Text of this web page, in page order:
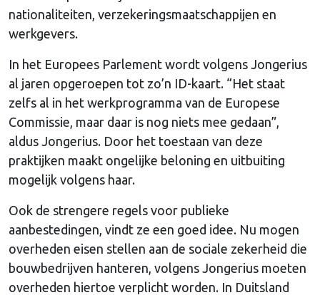
nationaliteiten, verzekeringsmaatschappijen en
werkgevers.
In het Europees Parlement wordt volgens Jongerius
al jaren opgeroepen tot zo’n ID-kaart. “Het staat
zelfs al in het werkprogramma van de Europese
Commissie, maar daar is nog niets mee gedaan”,
aldus Jongerius. Door het toestaan van deze
praktijken maakt ongelijke beloning en uitbuiting
mogelijk volgens haar.
Ook de strengere regels voor publieke
aanbestedingen, vindt ze een goed idee. Nu mogen
overheden eisen stellen aan de sociale zekerheid die
bouwbedrijven hanteren, volgens Jongerius moeten
overheden hiertoe verplicht worden. In Duitsland